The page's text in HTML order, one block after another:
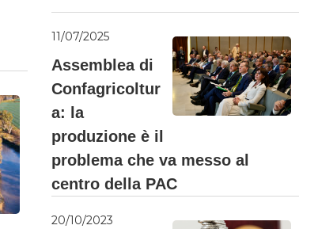
11/07/2025
Assemblea di
Confagricoltur
a: la
produzione è il
problema che va messo al
centro della PAC
20/10/2023